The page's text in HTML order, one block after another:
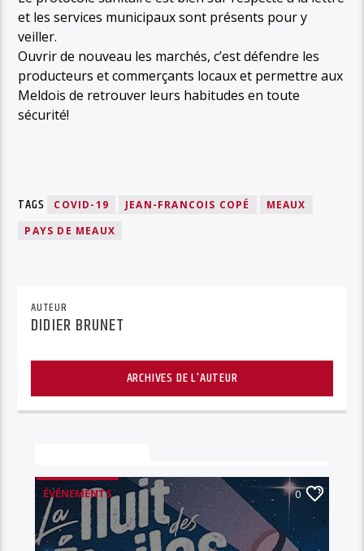
et les services municipaux sont présents pour y
veiller.
Ouvrir de nouveau les marchés, c’est défendre les
producteurs et commerçants locaux et permettre aux
Meldois de retrouver leurs habitudes en toute
sécurité!
TAGS COVID-19 JEAN-FRANCOIS COPÉ
MEAUX
PAYS DE MEAUX
AUTEUR
DIDIER BRUNET
ARCHIVES DE L'AUTEUR
ÉVÉNEMENTS 0